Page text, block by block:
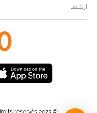
أرشيف
© Web News / le360.ma / Tous droits réservés 2023